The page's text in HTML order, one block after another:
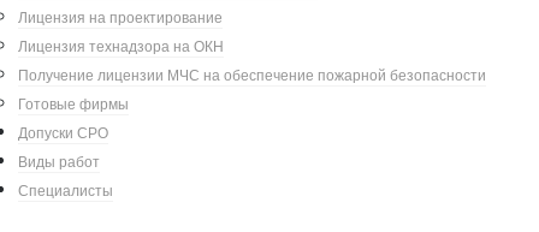
Лицензия на проектирование
Лицензия технадзора на ОКН
Получение лицензии МЧС на обеспечение пожарной безопасности
Готовые фирмы
Допуски СРО
Виды работ
Специалисты
Категория:Лицензирование
Минкультуры
В ходе реставрации памятников
архитектуры, предполагающей
строительство, приспособление и
ремонт, осуществляется технический